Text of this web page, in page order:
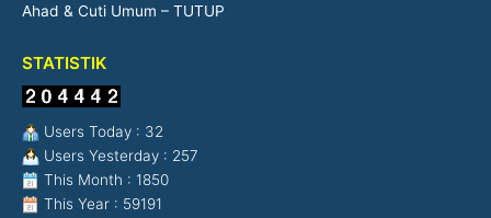
Ahad & Cuti Umum – TUTUP
STATISTIK
Users Today : 32
Users Yesterday : 257
This Month : 1850
This Year : 59191